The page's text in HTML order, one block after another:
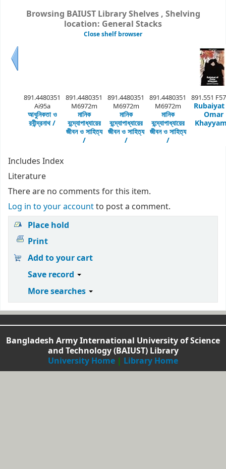
Browsing BAIUST Library Shelves , Shelving
location: General Stacks
Close shelf browser
891.4480351
Ai95a
আধুনিকতা ও
রবীন্দ্রনাথ /
891.4480351
M6972m
মানিক
বন্দ্যোপাধ্যায়ের
জীবন ও সাহিত্য
/
891.4480351
M6972m
মানিক
বন্দ্যোপাধ্যায়ের
জীবন ও সাহিত্য
/
891.4480351
M6972m
মানিক
বন্দ্যোপাধ্যায়ের
জীবন ও সাহিত্য
/
891.551
Omar
Includes Index
Literature
There are no comments for this item.
Log in to your accountto post a comment.
Place hold
Print
Add to your cart
Save record
More searches
Bangladesh Army International University of Science
and Technology (BAIUST) Library
University Home | Library Home